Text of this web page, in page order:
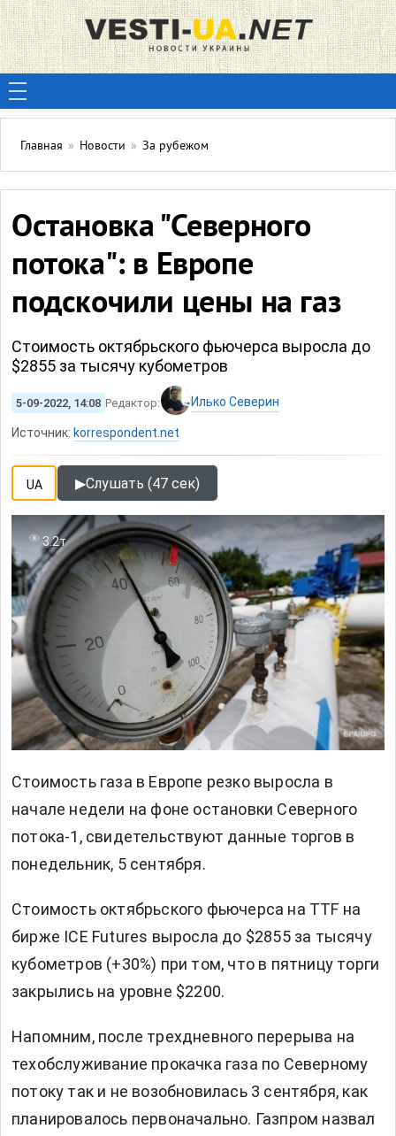
Главная » Новости » За рубежом
Остановка "Северного
потока": в Европе
подскочили цены на газ
Стоимость октябрьского фьючерса выросла до
$2855 за тысячу кубометров
5-09-2022, 14:08 Редактор: Илько Северин
Источник: korrespondent.net
UA ▶Слушать (47 сек)
3.2т
Стоимость газа в Европе резко выросла в
начале недели на фоне остановки Северного
потока-1, свидетельствуют данные торгов в
понедельник, 5 сентября.
Стоимость октябрьского фьючерса на TTF на
бирже ICE Futures выросла до $2855 за тысячу
кубометров (+30%) при том, что в пятницу торги
закрылись на уровне $2200.
Напомним, после трехдневного перерыва на
техобслуживание прокачка газа по Северному
потоку так и не возобновилась 3 сентября, как
планировалось первоначально. Газпром назвал